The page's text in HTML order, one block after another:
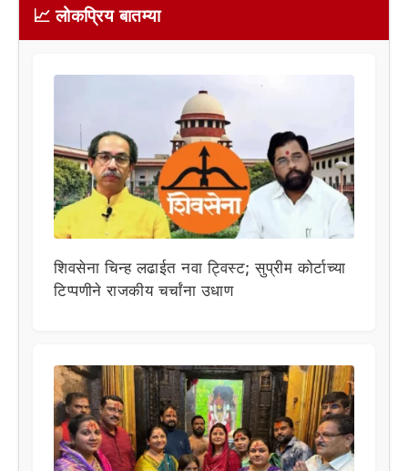
📈 लोकप्रिय बातम्या
शिवसेना चिन्ह लढाईत नवा ट्विस्ट; सुप्रीम कोर्टाच्या
टिप्पणीने राजकीय चर्चांना उधाण